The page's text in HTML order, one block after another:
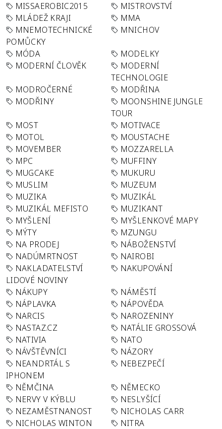
MISSAEROBIC2015
MISTROVSTVÍ
MLÁDEŽ KRAJI
MMA
MNEMOTECHNICKÉ
POMŮCKY
MNICHOV
MÓDA
MODELKY
MODERNÍ ČLOVĚK
MODERNÍ
TECHNOLOGIE
MODROČERNÉ
MODŘINA
MODŘINY
MOONSHINE JUNGLE
TOUR
MOST
MOTIVACE
MOTOL
MOUSTACHE
MOVEMBER
MOZZARELLA
MPC
MUFFINY
MUGCAKE
MUKURU
MUSLIM
MUZEUM
MUZIKA
MUZIKÁL
MUZIKÁL MEFISTO
MUZIKANT
MYŠLENÍ
MYŠLENKOVÉ MAPY
MÝTY
MZUNGU
NA PRODEJ
NÁBOŽENSTVÍ
NADÚMRTNOST
NAIROBI
NAKLADATELSTVÍ
LIDOVÉ NOVINY
NAKUPOVÁNÍ
NÁKUPY
NÁMĚSTÍ
NÁPLAVKA
NÁPOVĚDA
NARCIS
NAROZENINY
NASTAZ.CZ
NATÁLIE GROSSOVÁ
NATIVIA
NATO
NÁVŠTĚVNÍCI
NÁZORY
NEANDRTÁL S
IPHONEM
NEBEZPEČÍ
NĚMČINA
NĚMECKO
NERVY V KÝBLU
NESLYŠÍCÍ
NEZAMĚSTNANOST
NICHOLAS CARR
NICHOLAS WINTON
NITRA